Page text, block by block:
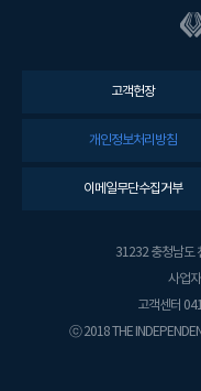
고객헌장
개인정보처리방침
이메일무단수집거부
31232 충청남도
사업
고객센터
ⓒ 2018 THE